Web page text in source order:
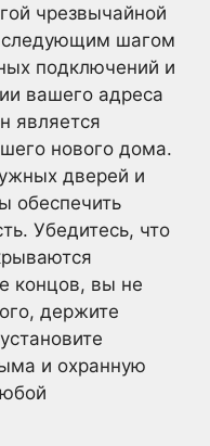
чрезвычайной
следующим шагом
подключений и
вашего адреса
является
нового дома.
дверей и
обеспечить
Убедитесь, что
концов, вы не
держите
и охранную